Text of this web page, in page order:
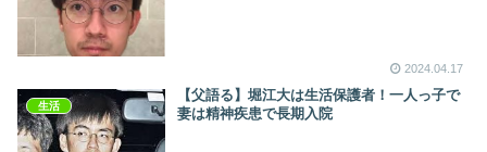
2024.04.17
生活
【父語る】堀江大は生活保護者！一人っ子で
妻は精神疾患で長期入院